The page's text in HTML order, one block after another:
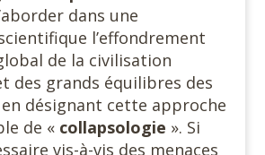
dans une
l’effondrement
de la civilisation
des grands équilibres des
désignant cette approche
de « collapsologie ». Si
vis-à-vis des menaces